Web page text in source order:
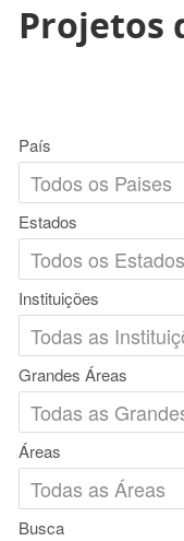
Projetos
País
Estados
Instituições
Grandes Áreas
Áreas
Busca